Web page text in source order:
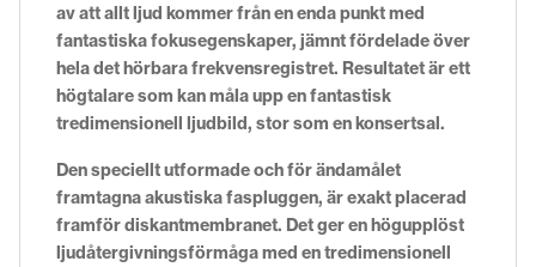
av att allt ljud kommer från en enda punkt med
fantastiska fokusegenskaper, jämnt fördelade över
hela det hörbara frekvensregistret. Resultatet är ett
högtalare som kan måla upp en fantastisk
tredimensionell ljudbild, stor som en konsertsal.
Den speciellt utformade och för ändamålet
framtagna akustiska faspluggen, är exakt placerad
framför diskantmembranet. Det ger en högupplöst
ljudåtergivningsförmåga med en tredimensionell